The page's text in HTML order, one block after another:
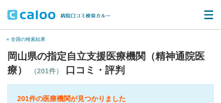
« 全国の検索結果
岡山県の指定自立支援医療機関（精神通院医
療）
（201件） 口コミ・評判
201件の医療機関が見つかりました